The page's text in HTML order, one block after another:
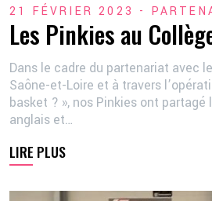
21 FÉVRIER 2023 -
Les Pinkies au
Dans le cadre du partenariat avec
Saône-et-Loire et à travers
basket ? », nos Pinkies ont partagé
anglais et…
LIRE PLUS